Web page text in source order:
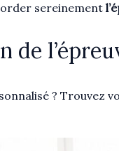
sereinement
de
? Trouvez